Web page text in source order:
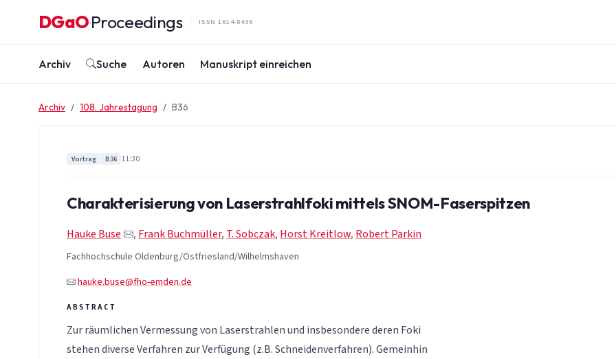
DGaO·Proceedings ISSN 1614-8436
Archiv Suche Autoren Manuskript einreichen
Archiv 108. Jahrestagung B36
Vortrag B36 11:30
Charakterisierung von Laserstrahlfoki mittels SNOM-Faserspitzen
Hauke Buse , Frank Buchmüller, T. Sobczak, Horst Kreitlow, Robert Parkin
Fachhochschule Oldenburg/Ostfriesland/Wilhelmshaven
hauke.buse@fho-emden.de
Zur räumlichen Vermessung von Laserstrahlen und insbesondere deren Foki
stehen diverse Verfahren zur Verfügung (z.B. Schneidenverfahren). Gemeinhin